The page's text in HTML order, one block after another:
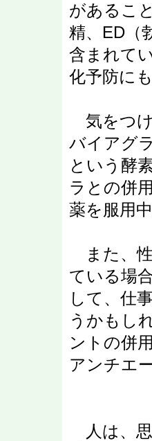
があるこ
精、ED（
含まれて
化予防に
気をつ
バイアグ
という酵
ラとの併
薬を服用
また、
ている場
して、仕
うかもし
ントの併
アンチエ
人は、